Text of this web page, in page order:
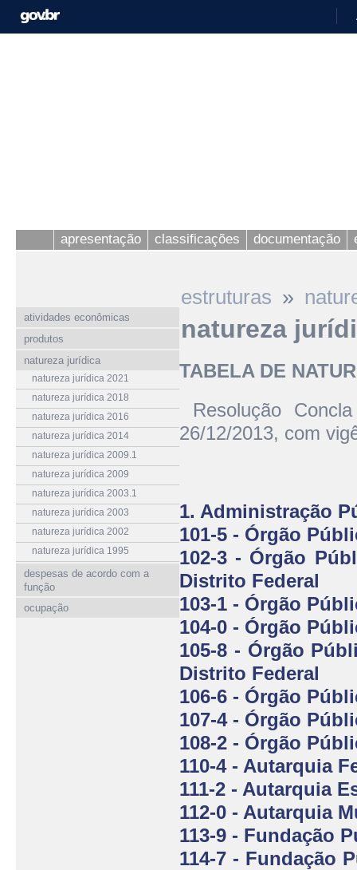
apresentação classificações documentação
atividades econômicas
produtos
natureza jurídica
natureza jurídica 2021
natureza jurídica 2018
natureza jurídica 2016
natureza jurídica 2014
natureza jurídica 2009.1
natureza jurídica 2009
natureza jurídica 2003.1
natureza jurídica 2003
natureza jurídica 2002
natureza jurídica 1995
despesas de acordo com a
função
ocupação
estruturas »
natureza
TABELA DE
Resolução
26/12/2013, com
1. Administração
101-5 - Órgão
102-3 - Órgão
Distrito Federal
103-1 - Órgão
104-0 - Órgão
105-8 - Órgão
Distrito Federal
106-6 - Órgão
107-4 - Órgão
108-2 - Órgão
110-4 - Autarquia
111-2 - Autarquia
112-0 - Autarquia
113-9 - Fundação
114-7 - Fundação